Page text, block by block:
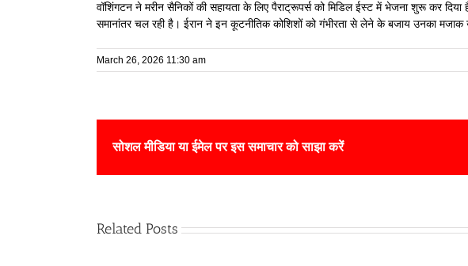
वॉशिंगटन ने मरीन सैनिकों की सहायता के लिए पैराट्रूपर्स को मिडिल ईस्ट में भेजना शुरू कर
समानांतर चल रही है। ईरान ने इन कूटनीतिक कोशिशों को गंभीरता से लेने के बजाय उनका मजाक
March 26, 2026 11:30 am
सोशल मीडिया या ईमेल पर इस समाचार को साझा करें
Related Posts